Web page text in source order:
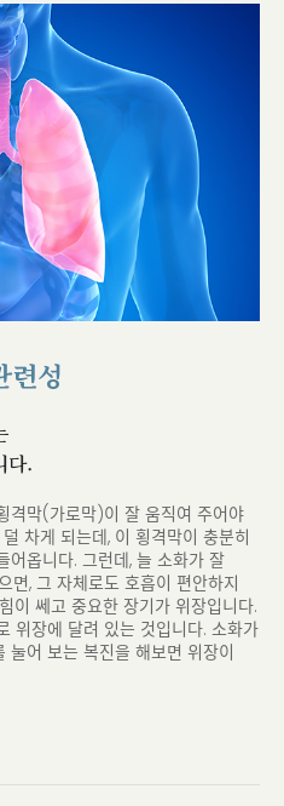
련성
다.
격막(가로막)이 잘 움직여 주어야
차게 되는데, 이 횡격막이 충분히
어옵니다. 그런데, 늘 소화가 잘
면, 그 자체로도 호흡이 편안하지
이 쎄고 중요한 장기가 위장입니다.
위장에 달려 있는 것입니다. 소화가
눌어 보는 복진을 해보면 위장이